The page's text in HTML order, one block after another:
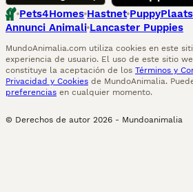
Pets4Homes Hastnet PuppyPlaats
Annunci Animali Lancaster Puppies
MundoAnimalia.com utiliza cookies en este
experiencia de usuario. El uso de este sitio
constituye la aceptación de los Términos y
Privacidad y Cookies de MundoAnimalia.
preferencias en cualquier momento.
© Derechos de autor 2026 - Mundoanimalia